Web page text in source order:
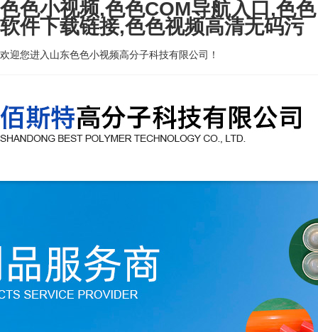
色色小视频,色色COM导航入口,色色
软件下载链接,色色视频高清无码污
欢迎您进入山东色色小视频高分子科技有限公司！